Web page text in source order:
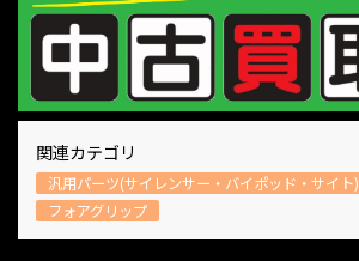
関連カテゴリ
汎用パーツ(サイレンサー・バイポッド・サイト)
フォアグリップ